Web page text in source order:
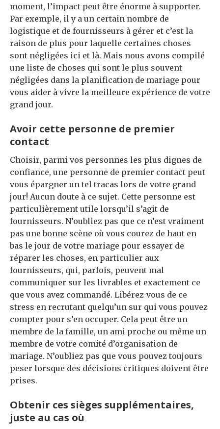
moment, l’impact peut être énorme à supporter.
Par exemple, il y a un certain nombre de
logistique et de fournisseurs à gérer et c’est la
raison de plus pour laquelle certaines choses
sont négligées ici et là. Mais nous avons compilé
une liste de choses qui sont le plus souvent
négligées dans la planification de mariage pour
vous aider à vivre la meilleure expérience de votre
grand jour.
Avoir cette personne de premier
contact
Choisir, parmi vos personnes les plus dignes de
confiance, une personne de premier contact peut
vous épargner un tel tracas lors de votre grand
jour! Aucun doute à ce sujet. Cette personne est
particulièrement utile lorsqu’il s’agit de
fournisseurs. N’oubliez pas que ce n’est vraiment
pas une bonne scène où vous courez de haut en
bas le jour de votre mariage pour essayer de
réparer les choses, en particulier aux
fournisseurs, qui, parfois, peuvent mal
communiquer sur les livrables et exactement ce
que vous avez commandé. Libérez-vous de ce
stress en recrutant quelqu’un sur qui vous pouvez
compter pour s’en occuper. Cela peut être un
membre de la famille, un ami proche ou même un
membre de votre comité d’organisation de
mariage. N’oubliez pas que vous pouvez toujours
peser lorsque des décisions critiques doivent être
prises.
Obtenir ces sièges supplémentaires,
juste au cas où